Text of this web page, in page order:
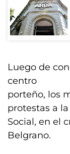
Luego de
centro
porteño, los
protestas a
Social, en el
Belgrano.